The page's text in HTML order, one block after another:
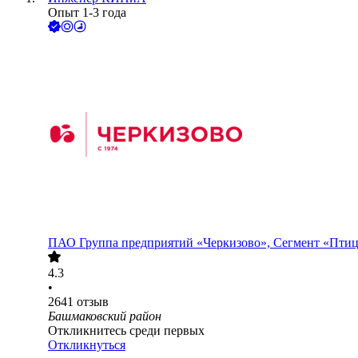
Опыт 1-3 года
ПАО Группа предприятий «Черкизово», Сегмент
4.3
•
2641 отзыв
Башмаковский район
Откликнитесь среди первых
Откликнуться